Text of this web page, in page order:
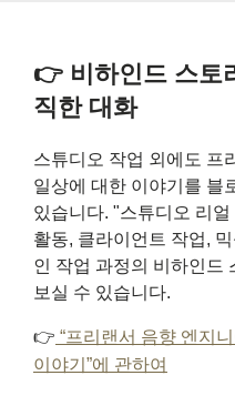
👉 비하인드 스토
직한 대화
스튜디오 작업 외에도 프
일상에 대한 이야기를 블
있습니다. "스튜디오 리
활동, 클라이언트 작업,
인 작업 과정의 비하인드
보실 수 있습니다.
👉 “프리랜서 음향 엔지
이야기”에 관하여